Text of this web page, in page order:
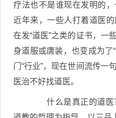
疗法也不是谁现在发明的，
近年来，一些人打着道医
在发“道医”之类的证书，一
身道服或唐装，也变成为了
门“行业”，现在世间流传一
医治不好找道医。
什么是真正的道医